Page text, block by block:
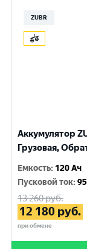
ZUBR
Аккумулятор
Грузовая,
Емкость: 120 Ач
Пусковой ток:
13 260руб.
12 180 руб.
при обмене